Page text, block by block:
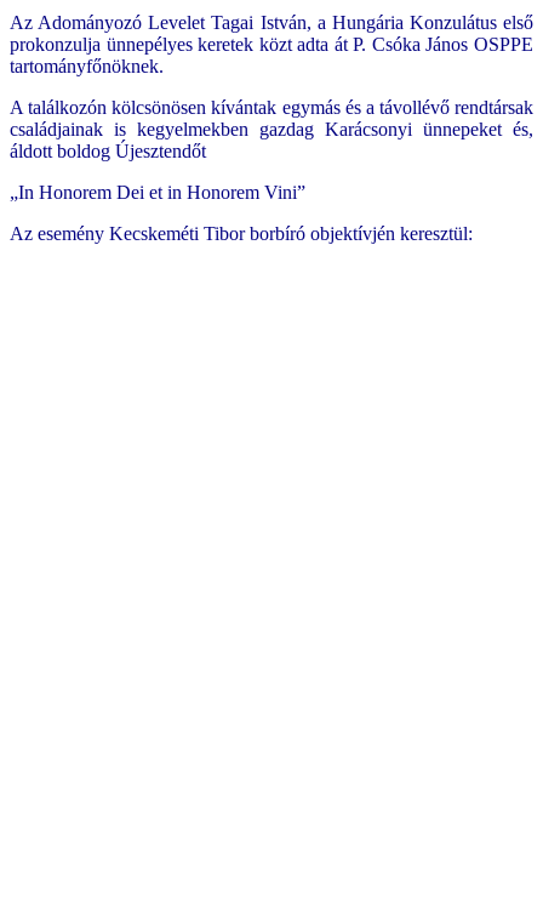
Az Adományozó Levelet Tagai István, a Hungária Konzulátus első
prokonzulja ünnepélyes keretek közt adta át P. Csóka János OSPPE
tartományfőnöknek.
A találkozón kölcsönösen kívántak egymás és a távollévő rendtársak
családjainak is kegyelmekben gazdag Karácsonyi ünnepeket és,
áldott boldog Újesztendőt
„In Honorem Dei et in Honorem Vini”
Az esemény Kecskeméti Tibor borbíró objektívjén keresztül: